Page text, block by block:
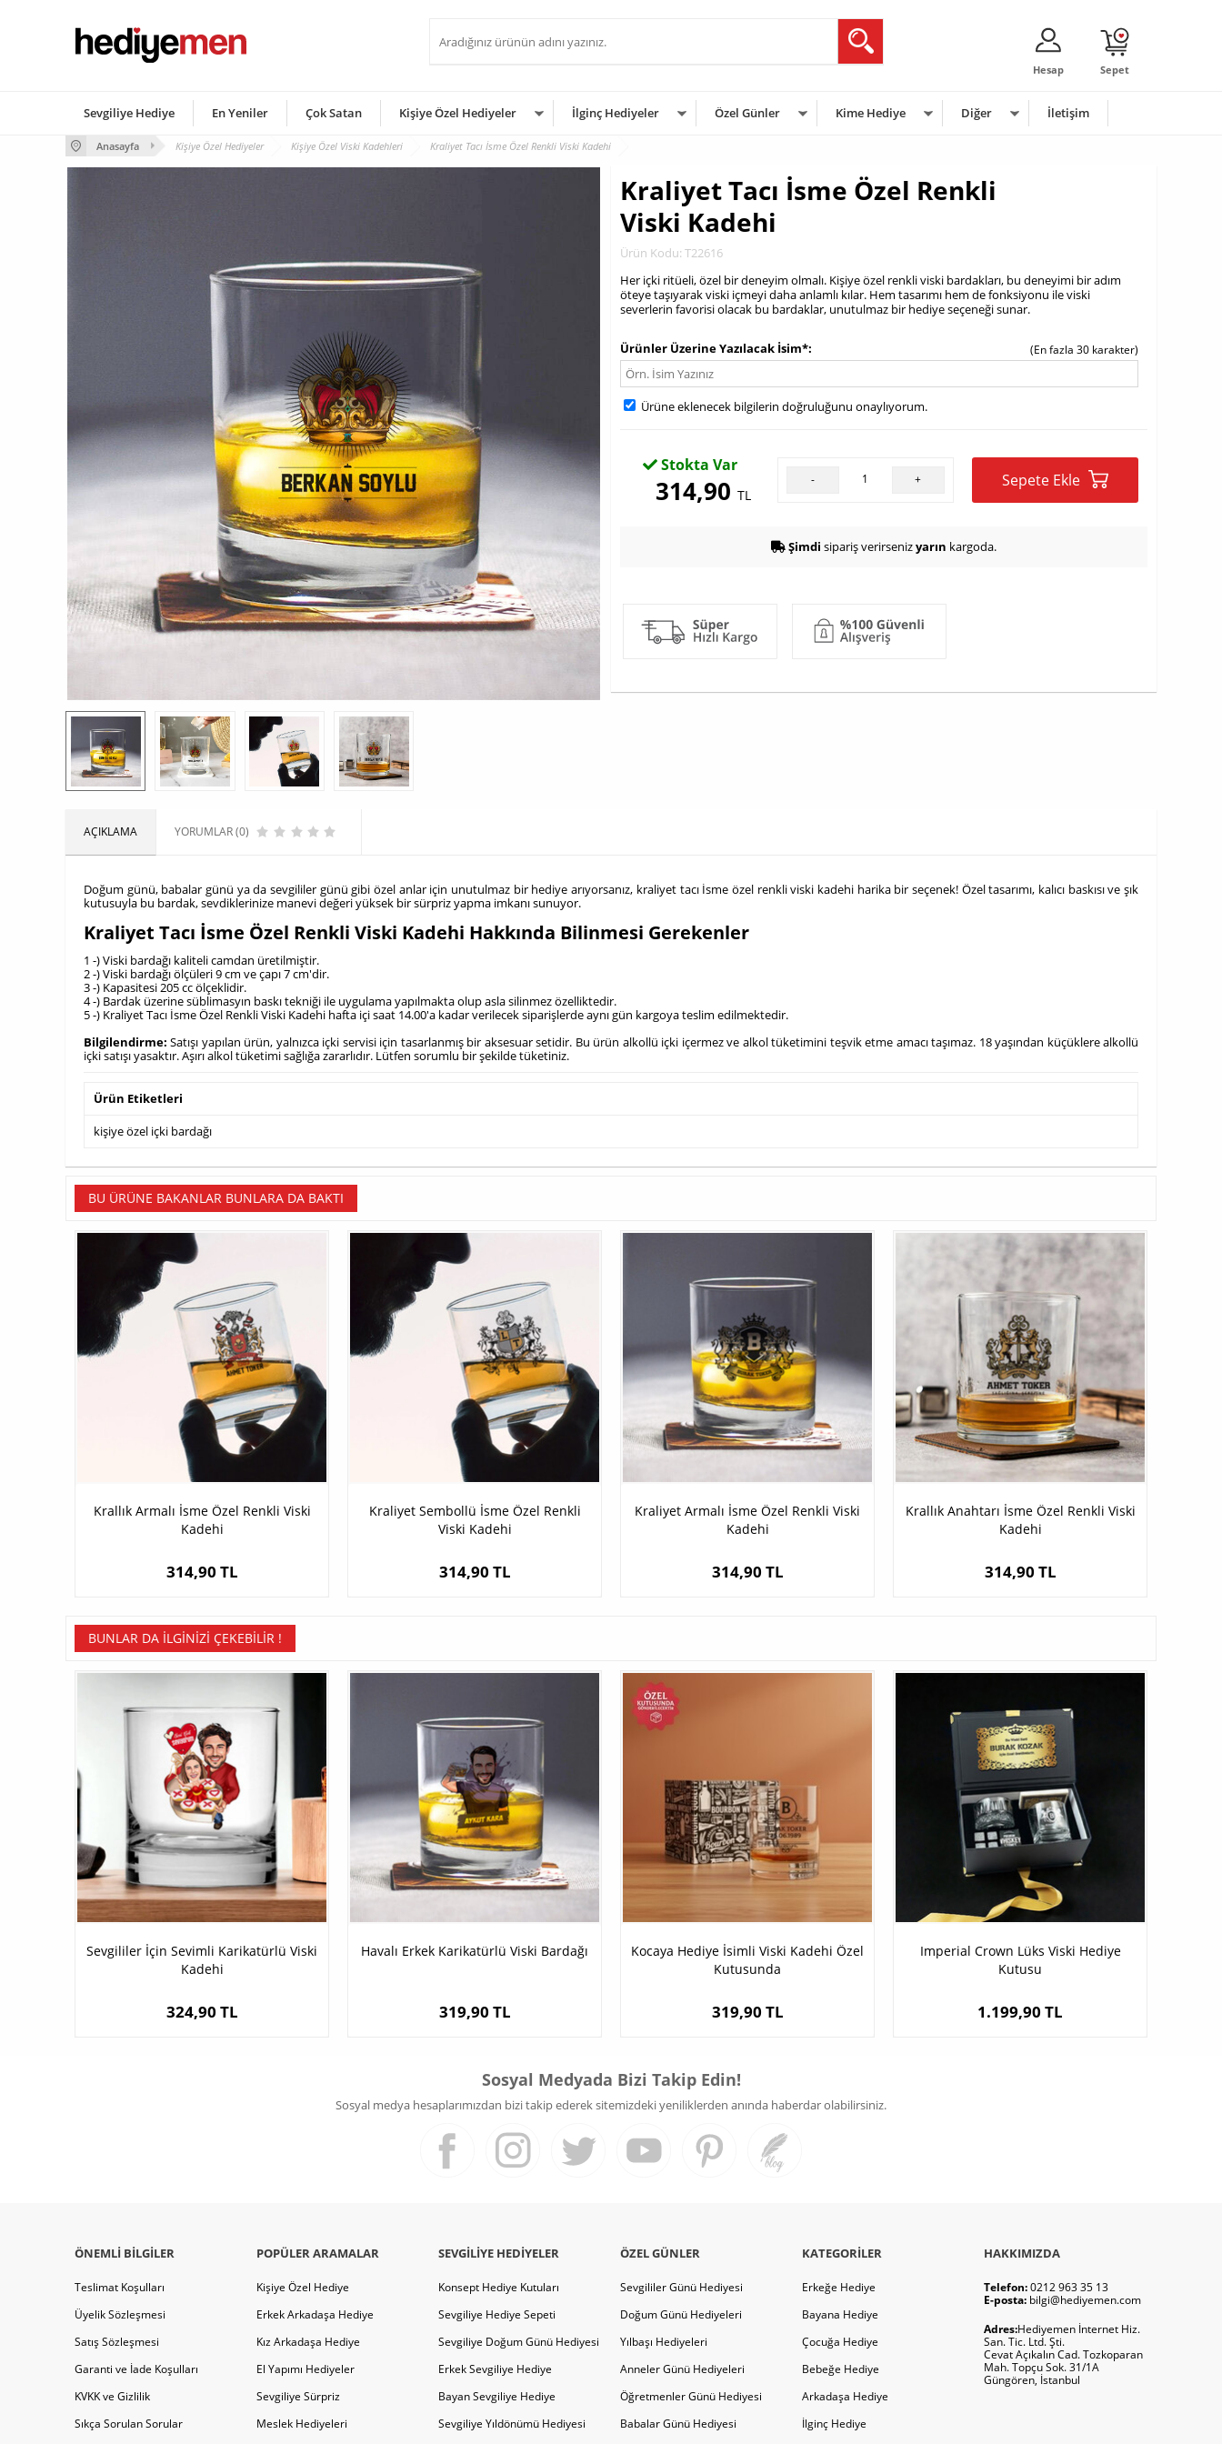
Sepet
Hesap
Sevgiliye Hediye En Yeniler Çok Satan Kişiye Özel Hediyeler İlginç Hediyeler Özel Günler Kime Hediye Diğer İletişim
Anasayfa Kişiye Özel Hediyeler Kişiye Özel Viski Kadehleri Kraliyet Tacı İsme Özel Renkli Viski Kadehi
Kraliyet Tacı İsme Özel Renkli
Viski Kadehi
Ürün Kodu: T22616
Her içki ritüeli, özel bir deneyim olmalı. Kişiye özel renkli viski bardakları, bu deneyimi bir adım
öteye taşıyarak viski içmeyi daha anlamlı kılar. Hem tasarımı hem de fonksiyonu ile viski
severlerin favorisi olacak bu bardaklar, unutulmaz bir hediye seçeneği sunar.
Ürünler Üzerine Yazılacak İsim*
(En fazla 30 karakter)
Ürüne eklenecek bilgilerin doğruluğunu onaylıyorum.
Stokta Var
314,90TL
- + Sepete Ekle
Şimdi sipariş verirsenizyarın kargoda.
AÇIKLAMA YORUMLAR (0)
Doğum günü, babalar günü ya da sevgililer günü gibi özel anlar için unutulmaz bir hediye arıyorsanız, kraliyet tacı İsme özel renkli viski kadehi harika bir seçenek! Özel tasarımı, kalıcı baskısı ve şık
kutusuyla bu bardak, sevdiklerinize manevi değeri yüksek bir sürpriz yapma imkanı sunuyor.
Kraliyet Tacı İsme Özel Renkli Viski Kadehi Hakkında Bilinmesi Gerekenler
1 -) Viski bardağı kaliteli camdan üretilmiştir.
2 -) Viski bardağı ölçüleri 9 cm ve çapı 7 cm'dir.
3 -) Kapasitesi 205 cc ölçeklidir.
4 -) Bardak üzerine süblimasyın baskı tekniği ile uygulama yapılmakta olup asla silinmez özelliktedir.
5 -) Kraliyet Tacı İsme Özel Renkli Viski Kadehi hafta içi saat 14.00'a kadar verilecek siparişlerde aynı gün kargoya teslim edilmektedir.
Bilgilendirme: Satışı yapılan ürün, yalnızca içki servisi için tasarlanmış bir aksesuar setidir. Bu ürün alkollü içki içermez ve alkol tüketimini teşvik etme amacı taşımaz. 18 yaşından küçüklere alkollü
içki satışı yasaktır. Aşırı alkol tüketimi sağlığa zararlıdır. Lütfen sorumlu bir şekilde tüketiniz.
Ürün Etiketleri
kişiye özel içki bardağı
BU ÜRÜNE BAKANLAR BUNLARA DA BAKTI
Krallık Armalı İsme Özel Renkli Viski
Kadehi
314,90 TL
Kraliyet Sembollü İsme Özel Renkli
Viski Kadehi
314,90 TL
Kraliyet Armalı İsme Özel Renkli Viski
Kadehi
314,90 TL
Krallık Anahtarı İsme Özel Renkli Viski
Kadehi
314,90 TL
BUNLAR DA İLGINIZI ÇEKEBILIR !
Sevgililer İçin Sevimli Karikatürlü Viski
Kadehi
324,90 TL
Havalı Erkek Karikatürlü Viski Bardağı
319,90 TL
Kocaya Hediye İsimli Viski Kadehi Özel
Kutusunda
319,90 TL
Imperial Crown Lüks Viski Hediye
Kutusu
1.199,90 TL
Sosyal Medyada Bizi Takip Edin!
Sosyal medya hesaplarımızdan bizi takip ederek sitemizdeki yeniliklerden anında haberdar olabilirsiniz.
ÖNEMLI BILGILER
Teslimat Koşulları
Üyelik Sözleşmesi
Satış Sözleşmesi
Garanti ve İade Koşulları
KVKK ve Gizlilik
Sıkça Sorulan Sorular
POPÜLER ARAMALAR
Kişiye Özel Hediye
Erkek Arkadaşa Hediye
Kız Arkadaşa Hediye
El Yapımı Hediyeler
Sevgiliye Sürpriz
Meslek Hediyeleri
SEVGILIYE HEDIYELER
Konsept Hediye Kutuları
Sevgiliye Hediye Sepeti
Sevgiliye Doğum Günü Hediyesi
Erkek Sevgiliye Hediye
Bayan Sevgiliye Hediye
Sevgiliye Yıldönümü Hediyesi
ÖZEL GÜNLER
Sevgililer Günü Hediyesi
Doğum Günü Hediyeleri
Yılbaşı Hediyeleri
Anneler Günü Hediyeleri
Öğretmenler Günü Hediyesi
Babalar Günü Hediyesi
KATEGORILER
Erkeğe Hediye
Bayana Hediye
Çocuğa Hediye
Bebeğe Hediye
Arkadaşa Hediye
İlginç Hediye
HAKKIMIZDA
Telefon:0212 963 35 13
E-posta: bilgi@hediyemen.com
Adres:Hediyemen İnternet Hiz.
San. Tic. Ltd. Şti.
Cevat Açıkalın Cad. Tozkoparan
Mah. Topçu Sok. 31/1A
Güngören, İstanbul